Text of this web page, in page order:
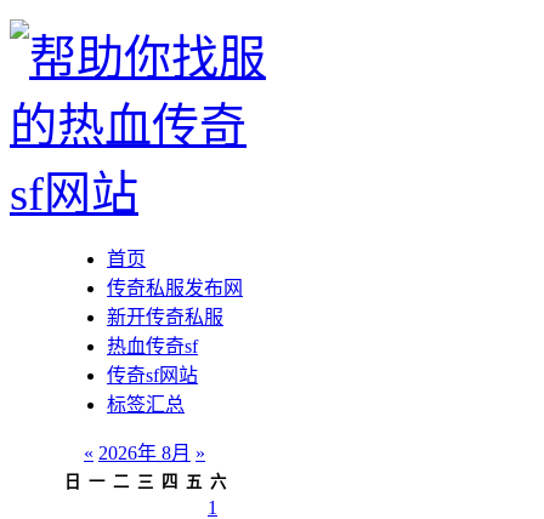
首页
传奇私服发布网
新开传奇私服
热血传奇sf
传奇sf网站
标签汇总
« 2026年 8月 »
日 一 二 三 四 五 六
1